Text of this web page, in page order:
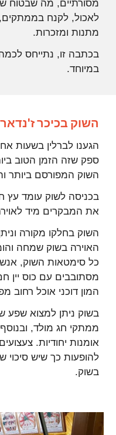
מסורתיים, מה שבטוח
לאכול, לקנח
מתנות ומזכרות.
בכתבה זו, נתייחס
במיוחד.
השוק בכיכר
הגענו לברלין בשעות
ספק שזה הזמן הטוב
השוק המפורסם ביותר
בכניסה לשוק עומד עץ
את המבקרים מיד
השוק בחלקו מקורה
האוירה בשוק שמחה
כל סימטאות השוק,
מסתובבים עם כוס יין
המון דוכני אוכל רחוב
בשוק ניתן למצוא שפע
ממתקי חג מולד,
אומנות יחודיות.
להופעות כך שיש
בשוק.